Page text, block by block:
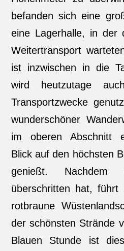
befanden sich eine
eine Lagerhalle, in der
Weitertransport
ist inzwischen in die
wird heutzutage
Transportzwecke
wunderschöner
im oberen Abschnitt
Blick auf den höchsten
genießt.
überschritten hat,
rotbraune
der schönsten Strände
Blauen Stunde ist